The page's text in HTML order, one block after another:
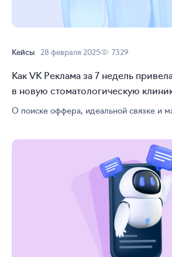
Кейсы 28 февраля 2025 7329
Как VK Реклама за 7 недель
в новую стоматологическую
О поиске оффера, идеальной связке и